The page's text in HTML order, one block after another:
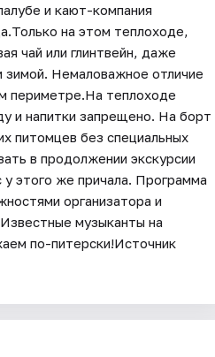
и кают-компания
на этом теплоходе,
чай или глинтвейн, даже
зимой. Немаловажное отличие
периметре.На теплоходе
и напитки запрещено. На борт
питомцев без специальных
в продолжении экскурсии
этого же причала. Программа
организатора и
музыканты на
по-питерски!Источник